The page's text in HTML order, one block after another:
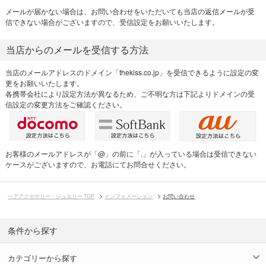
メールが届かない場合は、お問い合わせをいただいても当店の返信メールが受
信できない場合がございますので、受信設定をお願いいたします。
当店からのメールを受信する方法
当店のメールアドレスのドメイン「thekiss.co.jp」を受信できるように設定の変
更をお願いいたします。
各携帯会社により設定方法が異なるため、ご不明な方は下記よりドメインの受
信設定の変更方法をご確認ください。
お客様のメールアドレスが「@」の前に「.」が入っている場合は受信できない
ケースがございますので、お電話にてお問合せください。
ペアアクセサリー・ジュエリー TOP インフォメーション お問い合わせ
条件から探す
カテゴリーから探す